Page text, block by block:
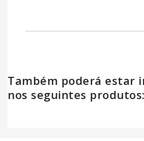
Também poderá estar
nos seguintes produtos: